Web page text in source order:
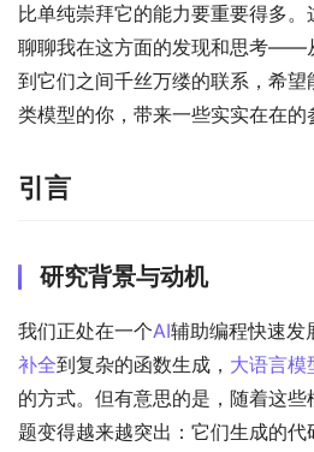
比单纯崇拜它的能力要重要得多
聊聊我在这方面的发现和思考——
到它们之间千丝万缕的联系，希
类模型的你，带来一些实实在在的
引言
研究背景与动机
我们正处在一个AI辅助编程快速发
补全到复杂的函数生成， 大语言模
的方式。但有意思的是，随着这
题变得越来越突出：它们生成的